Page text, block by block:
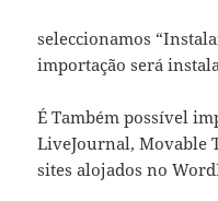
seleccionamos
importação será
É Também possível
LiveJournal, Movable
sites alojados no